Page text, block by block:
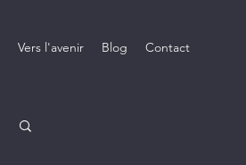
Vers l'avenir Blog Contact